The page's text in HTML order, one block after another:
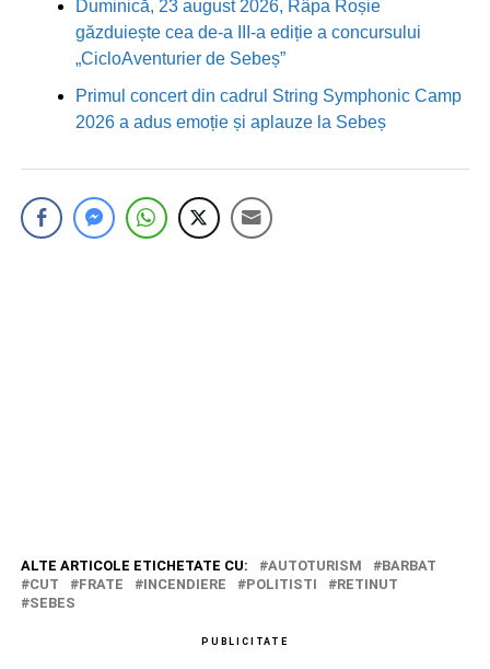
Duminică, 23 august 2026, Râpa Roșie
găzduiește cea de-a III-a ediție a concursului
„CicloAventurier de Sebeș”
Primul concert din cadrul String Symphonic Camp
2026 a adus emoție și aplauze la Sebeș
ALTE ARTICOLE ETICHETATE CU: AUTOTURISM
BARBAT
CUT
FRATE INCENDIERE POLITISTI
RETINUT
SEBES
PUBLICITATE